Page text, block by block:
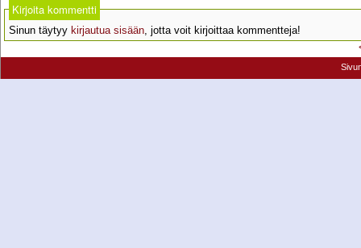
Kirjoita kommentti
Sinun täytyy kirjautua sisään , jotta voit kirjoittaa kommentteja!